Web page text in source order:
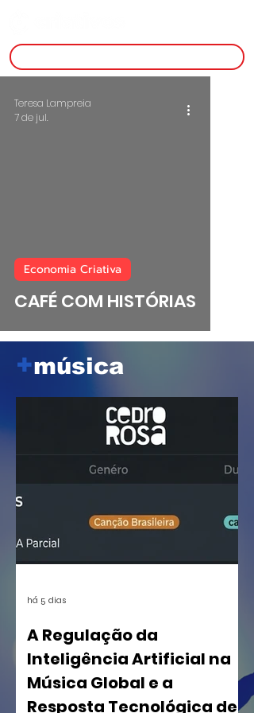
CAFÉ COM HISTÓRIAS
Economia Criativa
Teresa Lampreia
7 de jul.
+música
A Regulação da
Inteligência Artificial na
Música Global e a
Resposta Tecnológica de
há 5 dias